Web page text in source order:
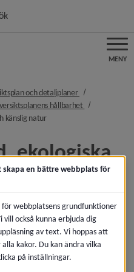
MENY
och detaljplaner nivå i
hållbarhet nivå i
känslig naturnivå i
ekologiska
natur
förtätas
beaktas dock viktiga gröna
artspridning samt
och
Risken finns att närparker
en bättre webbplats för
för webbplatsens grundfunktioner
också kunna erbjuda dig
av text. Vi hoppas att
kakor. Du kan ändra vilka
på inställningar.